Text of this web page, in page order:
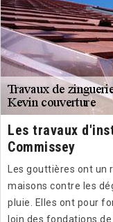
Les travaux
Commissey
Les gouttières ont un
maisons contre les
pluie. Elles ont pour
loin des fondations